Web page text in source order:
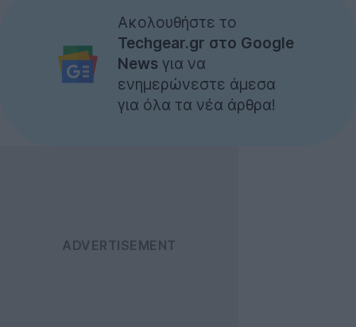
Ακολουθήστε το
Techgear.gr στο Google
News για να
ενημερώνεστε άμεσα
για όλα τα νέα άρθρα!